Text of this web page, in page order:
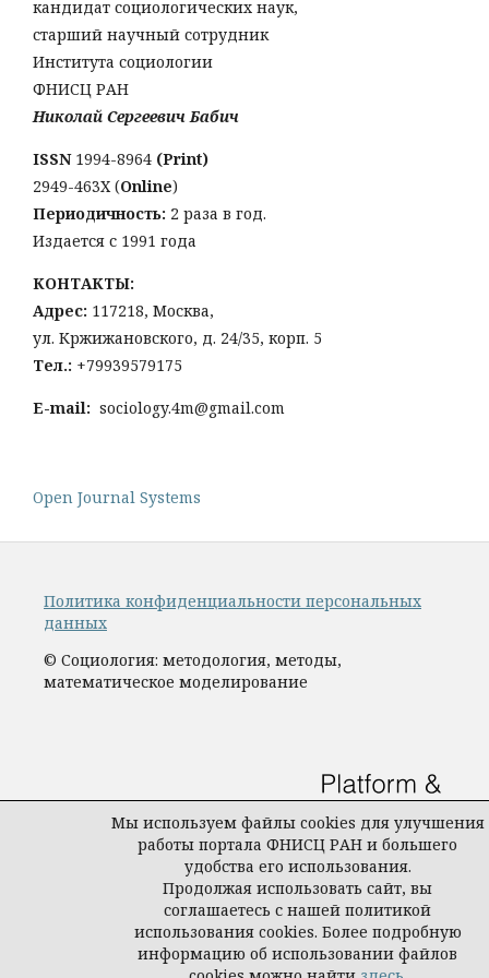
кандидат социологических наук,
старший научный сотрудник
Института социологии
ФНИСЦ РАН
Николай Сергеевич Бабич
ISSN 1994-8964 (Print)
2949-463Х (Online)
Периодичность: 2 раза в год.
Издается с 1991 года
КОНТАКТЫ:
Адрес: 117218, Москва,
ул. Кржижановского, д. 24/35, корп. 5
Тел.: +79939579175
E-mail: sociology.4m@gmail.com
Open Journal Systems
Политика конфиденциальности персональных
данных
© Социология: методология, методы,
математическое моделирование
Мы используем файлы cookies для улучшения
работы портала ФНИСЦ РАН и большего
удобства его использования.
Продолжая использовать сайт, вы
соглашаетесь с нашей политикой
использования cookies. Более подробную
информацию об использовании файлов